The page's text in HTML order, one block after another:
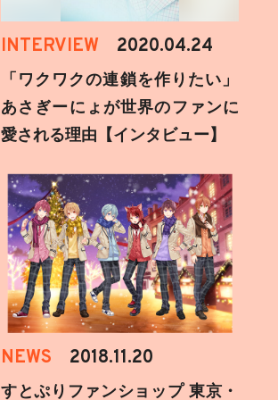
INTERVIEW 2020.04.24
「ワクワクの連鎖を作りたい」
あさぎーにょが世界のファンに
愛される理由【インタビュー】
NEWS 2018.11.20
すとぷりファンショップ 東京・